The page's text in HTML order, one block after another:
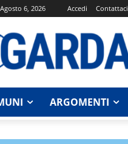
6, 2026 Accedi Contattaci
ARGOMENTI